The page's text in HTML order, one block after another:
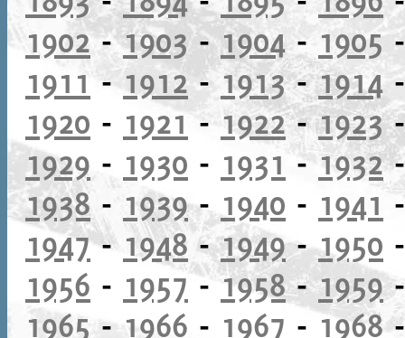
1902-1903-1904- 1905
1911 -1912- 1913-1914
1920 - 1921-1922-1923
1929 - 1930 - 1931 -1932
1938 - 1939- 1940 - 1941
1947- 1948-1949-1950
1956 - 1957-1958-1959
1965- 1966 - 1967 -1968